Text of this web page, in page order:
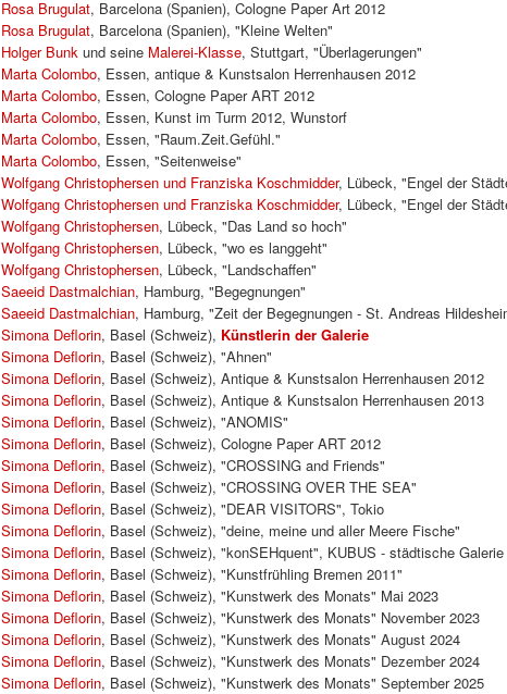
Rosa Brugulat, Barcelona (Spanien), Cologne Paper Art 2012
Rosa Brugulat, Barcelona (Spanien), "Kleine Welten"
Holger Bunk und seine Malerei-Klasse, Stuttgart, "Überlagerungen"
Marta Colombo, Essen, antique & Kunstsalon Herrenhausen 2012
Marta Colombo, Essen, Cologne Paper ART 2012
Marta Colombo, Essen, Kunst im Turm 2012, Wunstorf
Marta Colombo, Essen, "Raum.Zeit.Gefühl."
Marta Colombo, Essen, "Seitenweise"
Wolfgang Christophersen und Franziska Koschmidder, Lübeck, "Engel der
Wolfgang Christophersen und Franziska Koschmidder, Lübeck, "Engel der
Wolfgang Christophersen, Lübeck, "Das Land so hoch"
Wolfgang Christophersen, Lübeck, "wo es langgeht"
Wolfgang Christophersen, Lübeck, "Landschaffen"
Saeeid Dastmalchian, Hamburg, "Begegnungen"
Saeeid Dastmalchian, Hamburg, "Zeit der Begegnungen - St. Andreas
Simona Deflorin, Basel (Schweiz), Künstlerin der Galerie
Simona Deflorin, Basel (Schweiz), "Ahnen"
Simona Deflorin, Basel (Schweiz), Antique & Kunstsalon Herrenhausen 2012
Simona Deflorin, Basel (Schweiz), Antique & Kunstsalon Herrenhausen 2013
Simona Deflorin, Basel (Schweiz), "ANOMIS"
Simona Deflorin, Basel (Schweiz), Cologne Paper ART 2012
Simona Deflorin, Basel (Schweiz), "CROSSING and Friends"
Simona Deflorin, Basel (Schweiz), "CROSSING OVER THE SEA"
Simona Deflorin, Basel (Schweiz), "DEAR VISITORS", Tokio
Simona Deflorin, Basel (Schweiz), "deine, meine und aller Meere Fische"
Simona Deflorin, Basel (Schweiz), "konSEHquent", KUBUS - städtische
Simona Deflorin, Basel (Schweiz), "Kunstfrühling Bremen 2011"
Simona Deflorin, Basel (Schweiz), "Kunstwerk des Monats" Mai 2023
Simona Deflorin, Basel (Schweiz), "Kunstwerk des Monats" November 2023
Simona Deflorin, Basel (Schweiz), "Kunstwerk des Monats" August 2024
Simona Deflorin, Basel (Schweiz), "Kunstwerk des Monats" Dezember 2024
Simona Deflorin, Basel (Schweiz), "Kunstwerk des Monats" September 2025